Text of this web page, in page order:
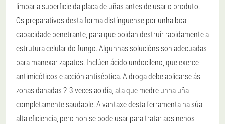
limpar a superficie da placa de uñas antes de usar o produto.
Os preparativos desta forma distínguense por unha boa
capacidade penetrante, para que poidan destruír rapidamente a
estrutura celular do fungo. Algunhas solucións son adecuadas
para manexar zapatos. Inclúen ácido undocileno, que exerce
antimicóticos e acción antiséptica. A droga debe aplicarse ás
zonas danadas 2-3 veces ao día, ata que medre unha uña
completamente saudable. A vantaxe desta ferramenta na súa
alta eficiencia, pero non se pode usar para tratar aos nenos